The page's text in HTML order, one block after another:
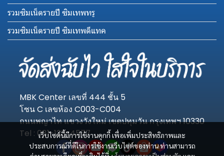
เว็บไซต์นี้มีการใช้งานคุกกี้ เพื่อเพิ่มประสิทธิภาพและ
ประสบการณ์ที่ดีในการใช้งานเว็บไซต์ของท่าน ท่านสามารถ
รวมซิมเน็ตรายปี ซิมเทพทรู
รวมซิมเน็ตรายปี ซิมเทพดีแทค
MBK Center เลขที่ 444 ชั้น 5
โซน C เลขห้อง C003-C004
ถนนพญาไท แขวงวังใหม่ เขตปทุมวัน กรุงเทพฯ 10330
Tel : 081-123-4577